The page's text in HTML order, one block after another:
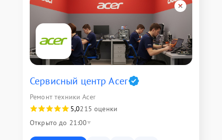
Сервисный центр Acer
Ремонт техники Acer
5,0215 оценки
Открыто до 21:00